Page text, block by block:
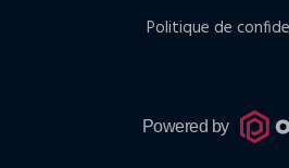
Politique de
Powered by